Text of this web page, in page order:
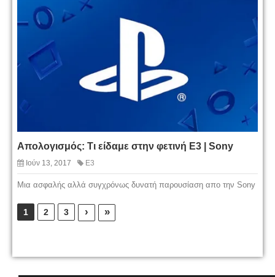
Απολογισμός: Τι είδαμε στην φετινή Ε3 | Sony
Ιούν 13, 2017 E3
Μια ασφαλής αλλά συγχρόνως δυνατή παρουσίαση απο την Sony
1 2 3 › »